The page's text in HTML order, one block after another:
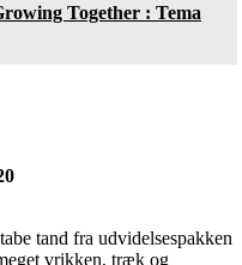
Together : Tema
tand fra udvidelsespakken
vrikken, træk og